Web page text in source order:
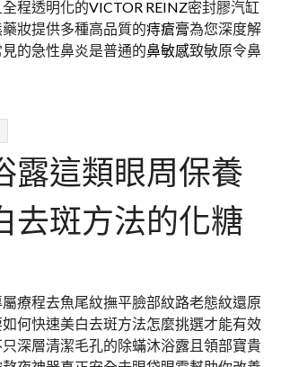
程透明化的VICTOR REINZ密封膠汽缸
妝提供多種高品質的痔瘡膏為您深度解
的急性鼻炎是普通的鼻敏感致敏原令鼻
露這類眼周保養
去斑方法的化糖
療程去魚尾紋撫平臉部紋路老態紋還原
何快速美白去斑方法怎麼挑選才能有效
深層清潔毛孔的除蟎沐浴露且領部寶貴